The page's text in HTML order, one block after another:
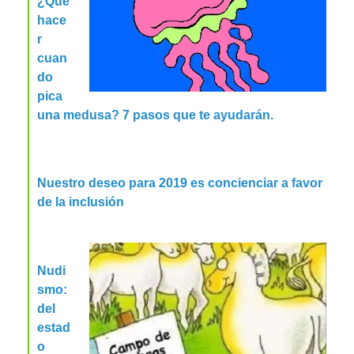
hace
r
cuan
do
pica
una medusa? 7 pasos que te ayudarán.
Nuestro deseo para 2019 es concienciar a favor
de la inclusión
Nudi
smo:
del
estad
o